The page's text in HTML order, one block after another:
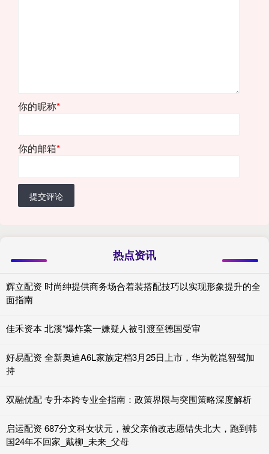
你的昵称*
你的邮箱*
提交评论
热点资讯
辉立配资 时尚绅提供商务场合着装搭配技巧以实现形象提升的全
面指南
佳禾资本 北溪“爆炸案一嫌疑人被引渡至德国受审
好易配资 全新奥迪A6L家族定档3月25日上市，华为乾崑智驾加
持
双融优配 专升本跨专业全指南：政策界限与突围策略深度解析
启运配资 687分文科女状元，被父亲偷改志愿错失北大，跑到韩
国24年不回家_戴柳_未来_父母